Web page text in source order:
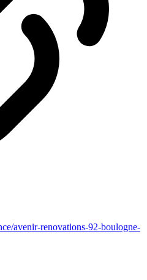
avenir-renovations-92-boulogne-